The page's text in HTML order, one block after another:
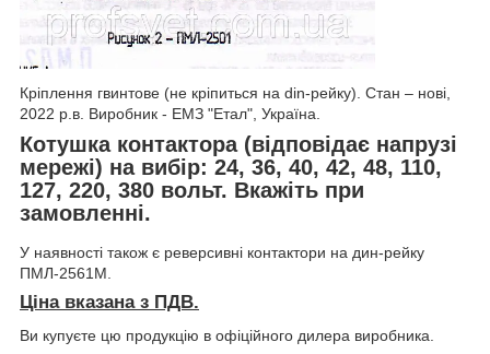
Кріплення гвинтове (не кріпиться на din-рейку). Стан – нові,
2022 р.в. Виробник - ЕМЗ "Етал", Україна.
Котушка контактора (відповідає напрузі
мережі) на вибір: 24, 36, 40, 42, 48, 110,
127, 220, 380 вольт. Вкажіть при
замовленні.
У наявності також є реверсивні контактори на дин-рейку
ПМЛ-2561М.
Ціна вказана з ПДВ.
Ви купуєте цю продукцію в офіційного дилера виробника.